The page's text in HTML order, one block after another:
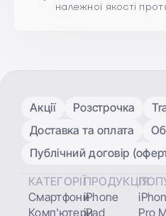
належної якості
Акції Розстрочка
Доставка та оплата
Публічний договір
КАТЕГОРІЇ
Смартфони
Комп'ютери
ПРОДУКЦІЯ
iPhone
iPad
Pro